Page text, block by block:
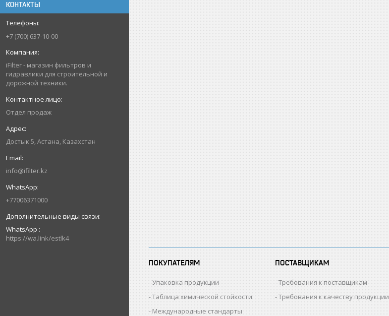
КОНТАКТЫ
+7 (700) 637-10-00
iFilter - магазин фильтров и
гидравлики для строительной и
дорожной техники.
Отдел продаж
Достык 5, Астана, Казахстан
info@ifilter.kz
+77006371000
WhatsApp
https://wa.link/estlk4
ПОКУПАТЕЛЯМ
Упаковка продукции
Таблица химической стойкости
Международные стандарты
ПОСТАВЩИКАМ
Требования к поставщикам
Требования к качеству продукции